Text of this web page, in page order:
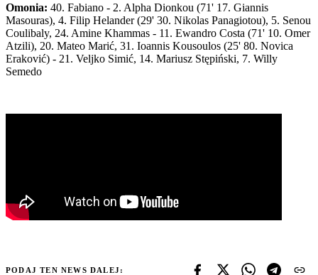
Omonia: 40. Fabiano - 2. Alpha Dionkou (71' 17. Giannis
Masouras), 4. Filip Helander (29' 30. Nikolas Panagiotou), 5. Senou
Coulibaly, 24. Amine Khammas - 11. Ewandro Costa (71' 10. Omer
Atzili), 20. Mateo Marić, 31. Ioannis Kousoulos (25' 80. Novica
Eraković) - 21. Veljko Simić, 14. Mariusz Stępiński, 7. Willy
Semedo
PODAJ TEN NEWS DALEJ: